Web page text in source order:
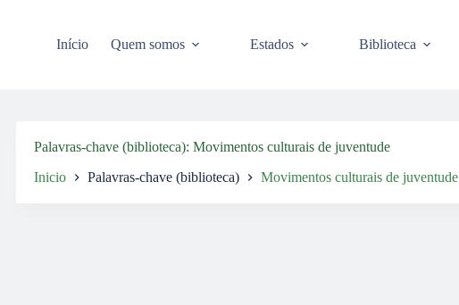
Início Quem somos Estados Biblioteca
Palavras-chave (biblioteca) Movimentos culturais de juventude
Inicio Palavras-chave (biblioteca) Movimentos culturais de juventude